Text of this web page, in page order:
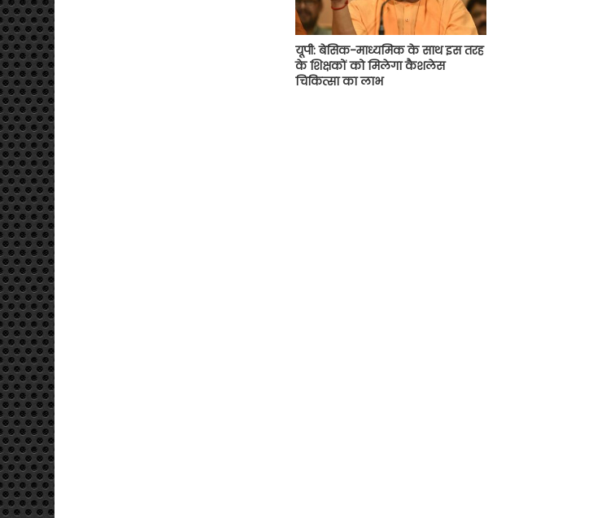
यूपी: बेसिक-माध्यमिक के साथ इस तरह
के शिक्षकों को मिलेगा कैशलेस
चिकित्सा का लाभ